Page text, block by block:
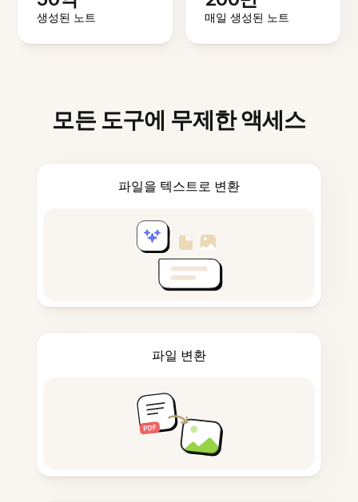
생성된 노트 매일 생성된 노트
모든 도구에 무제한 액세스
파일을 텍스트로 변환
파일 변환